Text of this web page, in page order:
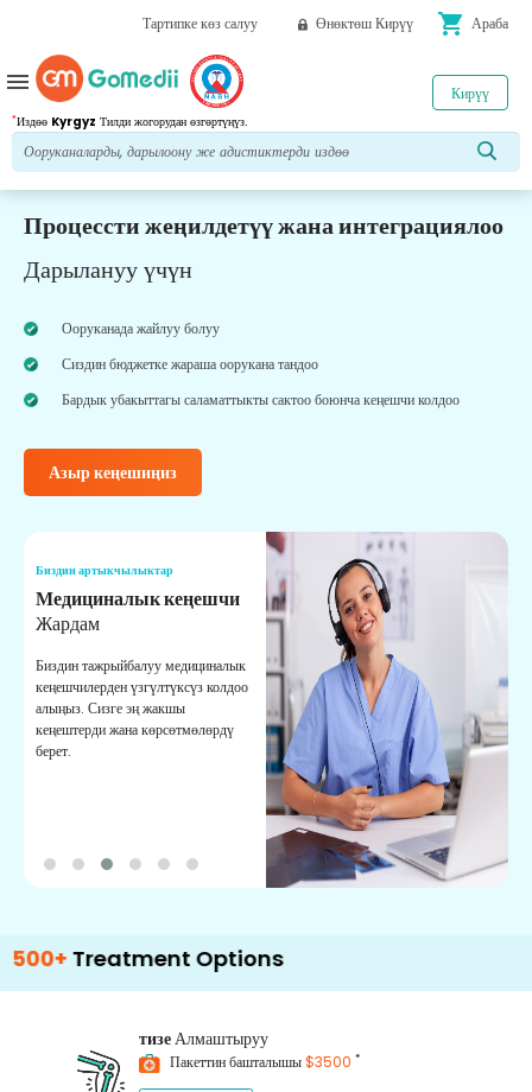
Тартипке көз салуу Өнөктөш Кирүү shopping_cart Араба
*Издөө Kyrgyz Тилди жогорудан өзгөртүңүз.
Кирүү
menu
Процессти жеңилдетүү жана интеграциялоо
Дарылануу үчүн
Ооруканада жайлуу болуу
Сиздин бюджетке жараша оорукана тандоо
Бардык убакыттагы саламаттыкты сактоо боюнча кеңешчи колдоо
Азыр кеңешиңиз
Биздин артыкчылыктар
Медициналык кеңешчи
Жардам
Биздин тажрыйбалуу медициналык
кеңешчилерден үзгүлтүксүз колдоо
алыңыз. Сизге эң жакшы
кеңештерди жана көрсөтмөлөрдү
берет.
Options
тизеАлмаштыруу
Пакеттин башталышы$3500 *